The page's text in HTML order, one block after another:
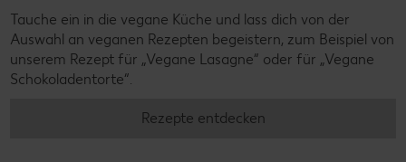
Tauche ein in die vegane Küche und lass dich von der
Auswahl an veganen Rezepten begeistern, zum Beispiel von
unserem Rezept für „Vegane Lasagne“ oder für „Vegane
Schokoladentorte“.
Rezepte entdecken